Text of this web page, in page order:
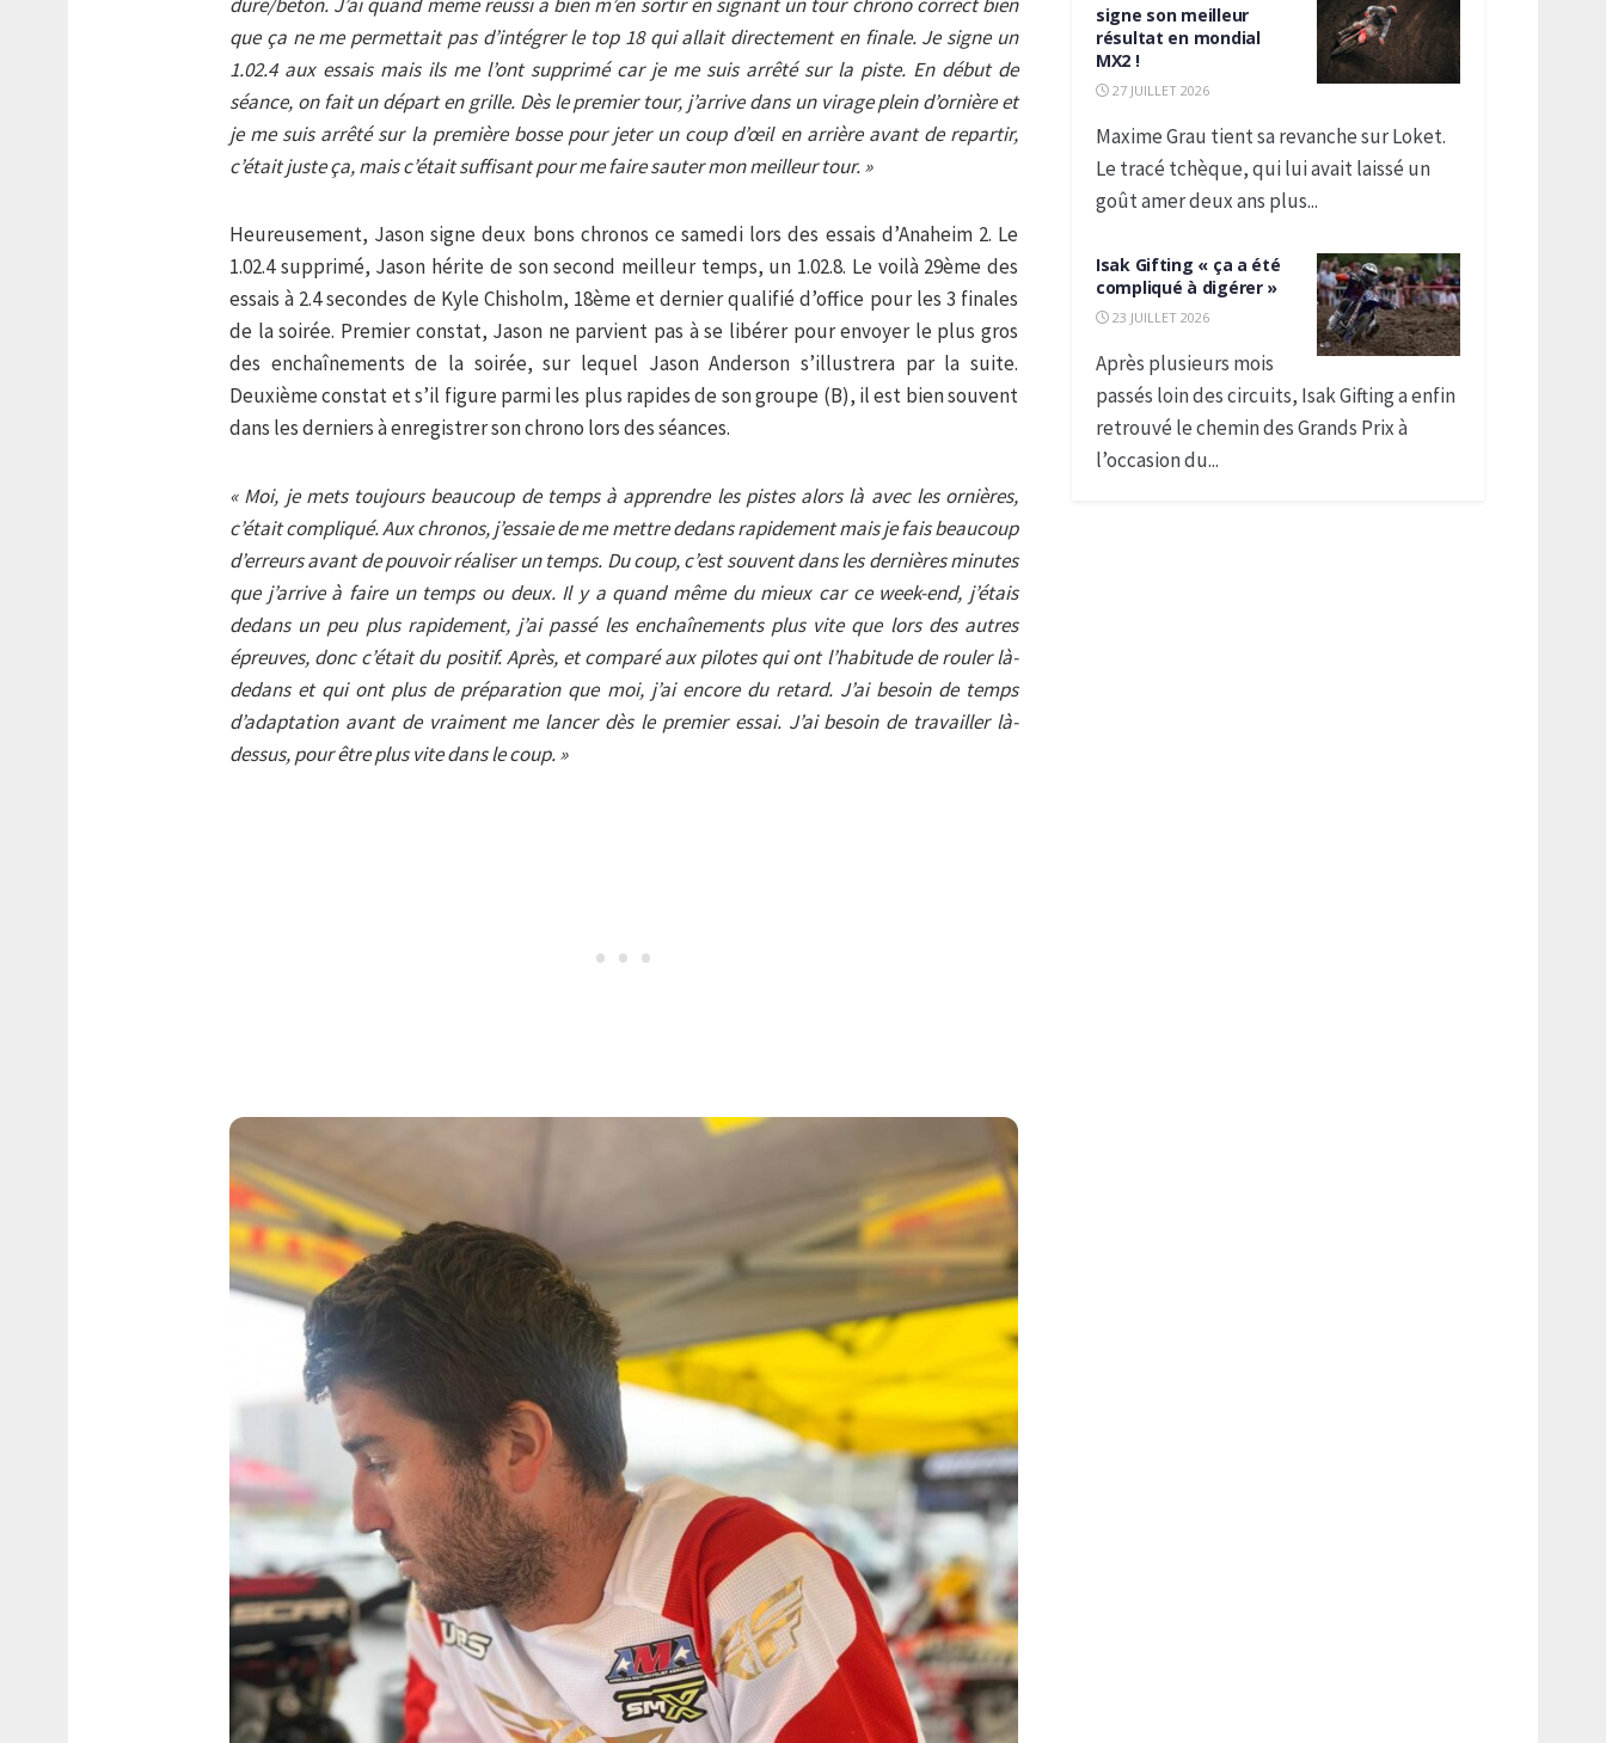
que ça ne me permettait pas d’intégrer le top 18 qui allait directement en finale. Je signe un
1.02.4 aux essais mais ils me l’ont supprimé car je me suis arrêté sur la piste. En début de
séance, on fait un départ en grille. Dès le premier tour, j’arrive dans un virage plein d’ornière et
je me suis arrêté sur la première bosse pour jeter un coup d’œil en arrière avant de repartir,
c’était juste ça, mais c’était suffisant pour me faire sauter mon meilleur tour. »
Heureusement, Jason signe deux bons chronos ce samedi lors des essais d’Anaheim 2. Le
1.02.4 supprimé, Jason hérite de son second meilleur temps, un 1.02.8. Le voilà 29ème des
essais à 2.4 secondes de Kyle Chisholm, 18ème et dernier qualifié d’office pour les 3 finales
de la soirée. Premier constat, Jason ne parvient pas à se libérer pour envoyer le plus gros
des enchaînements de la soirée, sur lequel Jason Anderson s’illustrera par la suite.
Deuxième constat et s’il figure parmi les plus rapides de son groupe (B), il est bien souvent
dans les derniers à enregistrer son chrono lors des séances.
« Moi, je mets toujours beaucoup de temps à apprendre les pistes alors là avec les ornières,
c’était compliqué. Aux chronos, j’essaie de me mettre dedans rapidement mais je fais beaucoup
d’erreurs avant de pouvoir réaliser un temps. Du coup, c’est souvent dans les dernières minutes
que j’arrive à faire un temps ou deux. Il y a quand même du mieux car ce week-end, j’étais
dedans un peu plus rapidement, j’ai passé les enchaînements plus vite que lors des autres
épreuves, donc c’était du positif. Après, et comparé aux pilotes qui ont l’habitude de rouler là-
dedans et qui ont plus de préparation que moi, j’ai encore du retard. J’ai besoin de temps
d’adaptation avant de vraiment me lancer dès le premier essai. J’ai besoin de travailler là-
dessus, pour être plus vite dans le coup. »
signe son meilleur
résultat en mondial
MX2 !
27 JUILLET 2026
Maxime Grau tient sa revanche sur Loket.
Le tracé tchèque, qui lui avait laissé un
goût amer deux ans plus...
Isak Gifting « ça a été
compliqué à digérer »
23 JUILLET 2026
Après plusieurs mois
passés loin des circuits, Isak Gifting a enfin
retrouvé le chemin des Grands Prix à
l’occasion du...